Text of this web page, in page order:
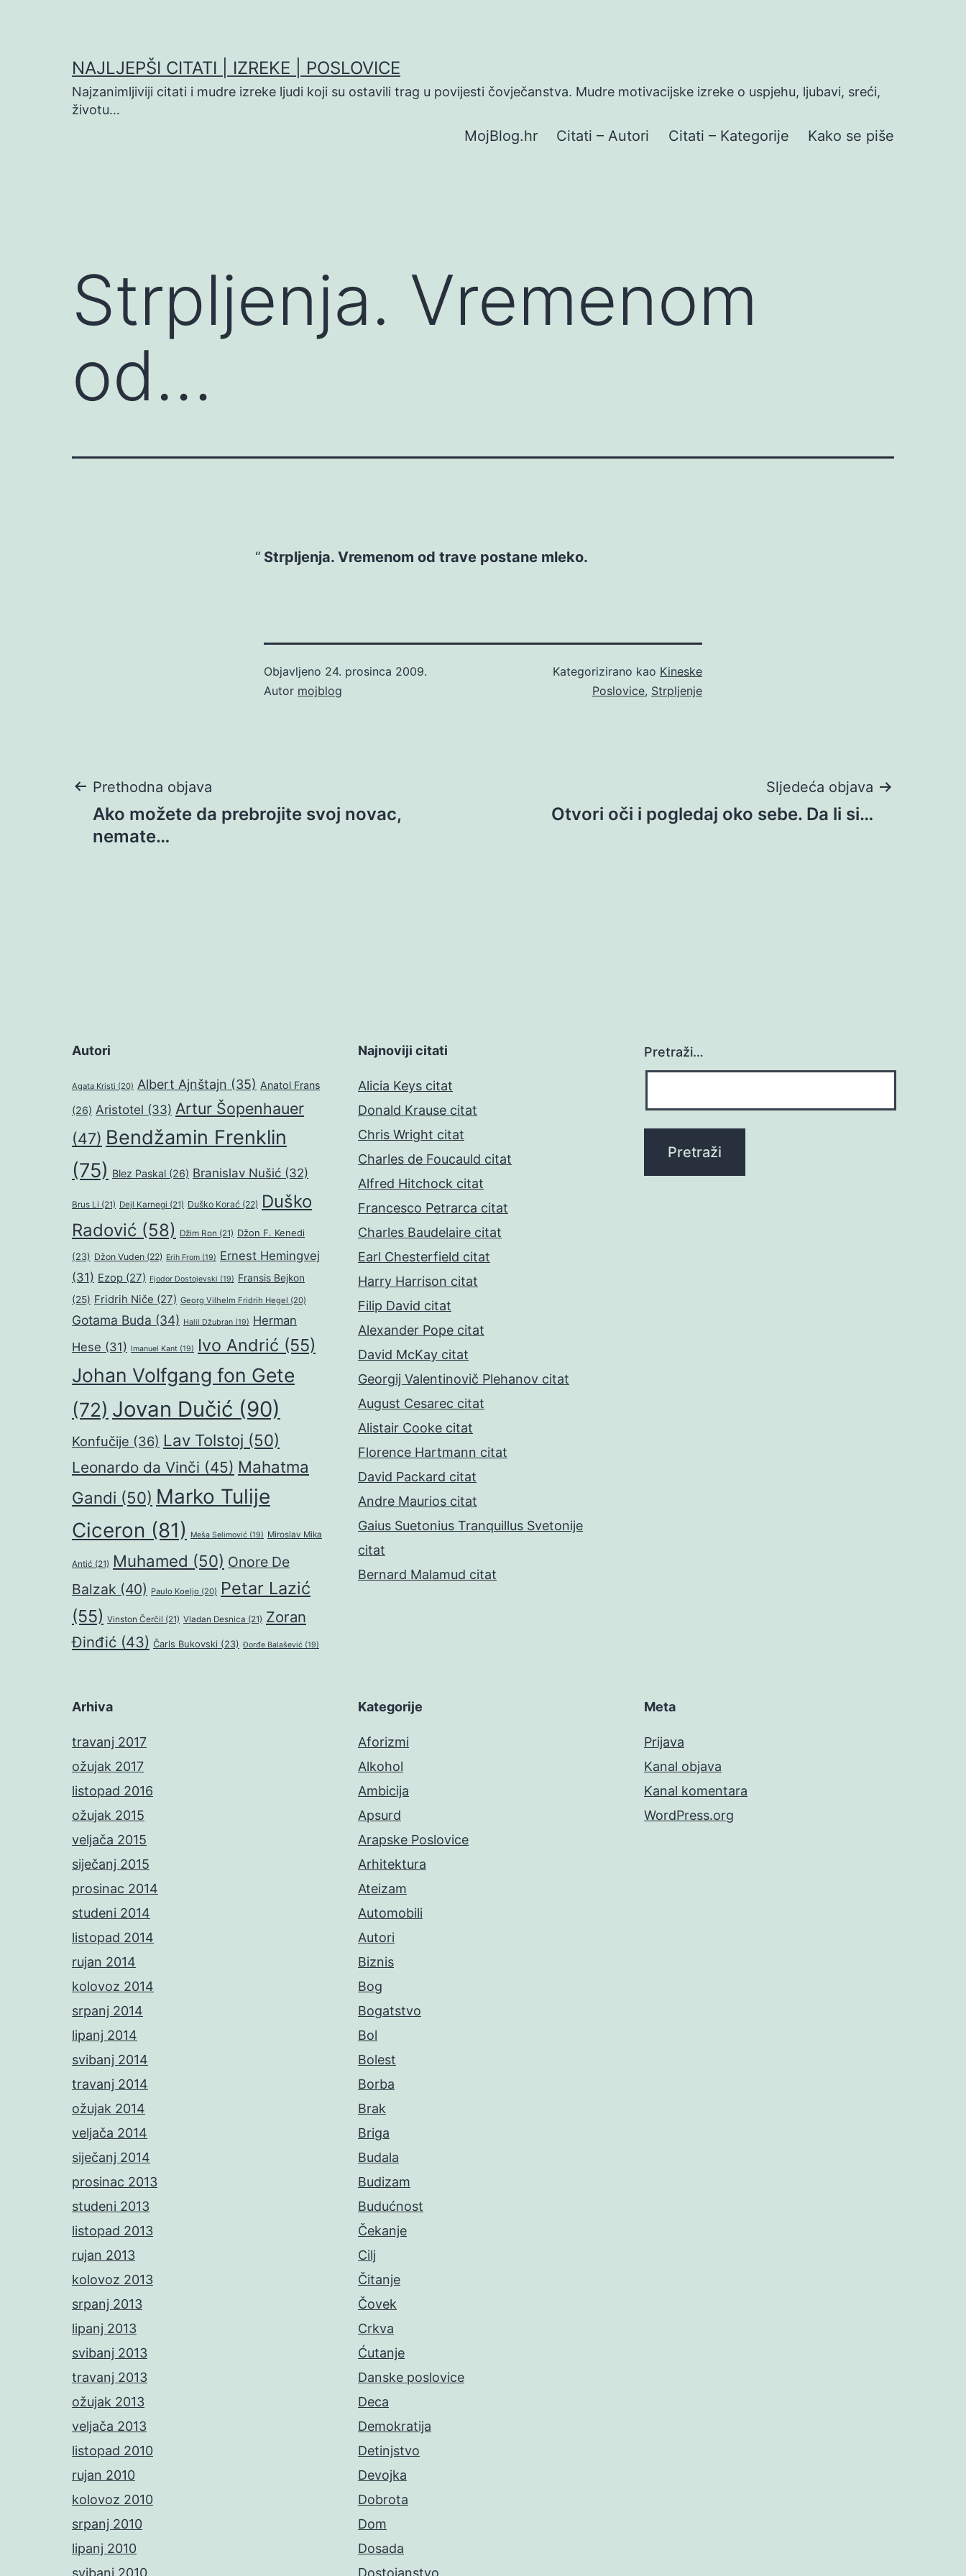
NAJLJEPŠI CITATI | IZREKE | POSLOVICE
Najzanimljiviji citati i mudre izreke ljudi koji su ostavili trag u povijesti čovječanstva. Mudre motivacijske izreke o uspjehu, ljubavi, sreći,
životu…
MojBlog.hr Citati – Autori Citati – Kategorije Kako se piše
Strpljenja. Vremenom
od…
Strpljenja. Vremenom od trave postane mleko.
Objavljeno 24. prosinca 2009.
Autor mojblog
Kategorizirano kao Kineske
Poslovice, Strpljenje
Navigacija
objava
Prethodna objava
Ako možete da prebrojite svoj novac,
nemate…
Sljedeća objava
Otvori oči i pogledaj oko sebe. Da li si…
Autori
Agata Kristi (20) Albert Ajnštajn (35) Anatol Frans
(26) Aristotel (33) Artur Šopenhauer
(47) Bendžamin Frenklin
(75) Blez Paskal (26) Branislav Nušić (32)
Brus Li (21) Dejl Karnegi (21) Duško Korać (22) Duško
Radović (58) Džim Ron (21) Džon F. Kenedi
(23) Džon Vuden (22) Erih From (19) Ernest Hemingvej
(31) Ezop (27) Fjodor Dostojevski (19) Fransis Bejkon
(25) Fridrih Niče (27) Georg Vilhelm Fridrih Hegel (20)
Gotama Buda (34) Halil Džubran (19) Herman
Hese (31) Imanuel Kant (19) Ivo Andrić (55)
Johan Volfgang fon Gete
(72) Jovan Dučić (90)
Konfučije (36) Lav Tolstoj (50)
Leonardo da Vinči (45) Mahatma
Gandi (50) Marko Tulije
Ciceron (81) Meša Selimović (19) Miroslav Mika
Antić (21) Muhamed (50) Onore De
Balzak (40) Paulo Koeljo (20) Petar Lazić
(55) Vinston Čerčil (21) Vladan Desnica (21) Zoran
Đinđić (43) Čarls Bukovski (23) Đorđe Balašević (19)
Najnoviji citati
Alicia Keys citat
Donald Krause citat
Chris Wright citat
Charles de Foucauld citat
Alfred Hitchock citat
Francesco Petrarca citat
Charles Baudelaire citat
Earl Chesterfield citat
Harry Harrison citat
Filip David citat
Alexander Pope citat
David McKay citat
Georgij Valentinovič Plehanov citat
August Cesarec citat
Alistair Cooke citat
Florence Hartmann citat
David Packard citat
Andre Maurios citat
Gaius Suetonius Tranquillus Svetonije
citat
Bernard Malamud citat
Pretraži…
Arhiva
travanj 2017
ožujak 2017
listopad 2016
ožujak 2015
veljača 2015
siječanj 2015
prosinac 2014
studeni 2014
listopad 2014
rujan 2014
kolovoz 2014
srpanj 2014
lipanj 2014
svibanj 2014
travanj 2014
ožujak 2014
veljača 2014
siječanj 2014
prosinac 2013
studeni 2013
listopad 2013
rujan 2013
kolovoz 2013
srpanj 2013
lipanj 2013
svibanj 2013
travanj 2013
ožujak 2013
veljača 2013
listopad 2010
rujan 2010
kolovoz 2010
srpanj 2010
lipanj 2010
svibanj 2010
Kategorije
Aforizmi
Alkohol
Ambicija
Apsurd
Arapske Poslovice
Arhitektura
Ateizam
Automobili
Autori
Biznis
Bog
Bogatstvo
Bol
Bolest
Borba
Brak
Briga
Budala
Budizam
Budućnost
Čekanje
Cilj
Čitanje
Čovek
Crkva
Ćutanje
Danske poslovice
Deca
Demokratija
Detinjstvo
Devojka
Dobrota
Dom
Dosada
Dostojanstvo
Meta
Prijava
Kanal objava
Kanal komentara
WordPress.org